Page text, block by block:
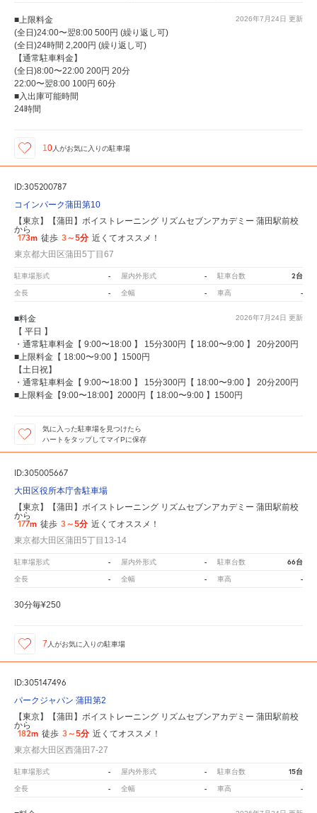
2026年7月24日 更新
■上限料金
(全日)24:00〜翌8:00 500円 (繰り返し可)
(全日)24時間 2,200円 (繰り返し可)
【通常駐車料金】
(全日)8:00〜22:00 200円 20分
22:00〜翌8:00 100円 60分
■入出庫可能時間
24時間
10 人がお気に入りの駐車場
ID:305200787
コインパーク蒲田第10
【東京】【蒲田】ボイストレーニング リズムセブンアカデミー 蒲田駅前校
から
173m 徒歩 3～5分 近くてオススメ！
東京都大田区蒲田5丁目67
駐車場形式 - 屋内外形式 - 駐車台数 2台
全長 - 全幅 - 車高 -
2026年7月24日 更新
■料金
【 平日 】
・通常駐車料金【 9:00〜18:00 】 15分300円【 18:00〜9:00 】 20分200円
■上限料金【 18:00〜9:00 】1500円
【土日祝】
・通常駐車料金【 9:00〜18:00 】 15分300円【 18:00〜9:00 】 20分200円
■上限料金【9:00〜18:00】2000円【 18:00〜9:00 】1500円
気に入った駐車場を見つけたら
ハートをタップしてマイPに保存
ID:305005667
大田区役所本庁舎駐車場
【東京】【蒲田】ボイストレーニング リズムセブンアカデミー 蒲田駅前校
から
177m 徒歩 3～5分 近くてオススメ！
東京都大田区蒲田5丁目13-14
駐車場形式 - 屋内外形式 - 駐車台数 66台
全長 - 全幅 - 車高 -
30分毎¥250
7 人がお気に入りの駐車場
ID:305147496
パークジャパン 蒲田第2
【東京】【蒲田】ボイストレーニング リズムセブンアカデミー 蒲田駅前校
から
182m 徒歩 3～5分 近くてオススメ！
東京都大田区西蒲田7-27
駐車場形式 - 屋内外形式 - 駐車台数 15台
全長 - 全幅 - 車高 -